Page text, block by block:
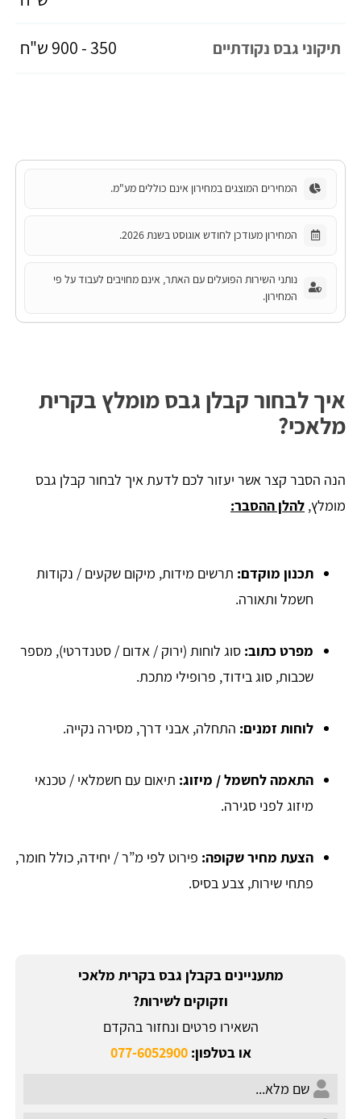
תיקוני גבס נקודתיים 350 - 900 ש"ח
המחירים המוצגים במחירון אינם כוללים מע"מ.
המחירון מעודכן לחודש אוגוסט בשנת 2026.
נותני השירות הפועלים עם האתר, אינם מחויבים לעבוד על פי
המחירון.
איך לבחור קבלן גבס מומלץ בקרית
מלאכי?
הנה הסבר קצר אשר יעזור לכם לדעת איך לבחור קבלן גבס
מומלץ, להלן ההסבר:
תכנון מוקדם: תרשים מידות, מיקום שקעים / נקודות
חשמל ותאורה.
מפרט כתוב: סוג לוחות (ירוק / אדום / סטנדרטי), מספר
שכבות, סוג בידוד, פרופילי מתכת.
לוחות זמנים: התחלה, אבני דרך, מסירה נקייה.
התאמה לחשמל / מיזוג: תיאום עם חשמלאי / טכנאי
מיזוג לפני סגירה.
הצעת מחיר שקופה: פירוט לפי מ”ר / יחידה, כולל חומר,
פתחי שירות, צבע בסיס.
מתעניינים בקבלן גבס בקרית מלאכי
וזקוקים לשירות?
השאירו פרטים ונחזור בהקדם
או בטלפון:077-6052900